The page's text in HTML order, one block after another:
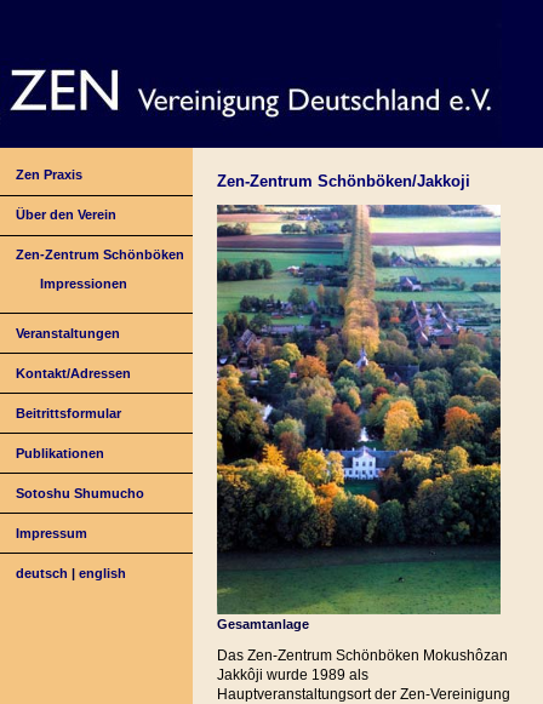
Zen Praxis
Über den Verein
Zen-Zentrum Schönböken
Impressionen
Veranstaltungen
Kontakt/Adressen
Beitrittsformular
Publikationen
Sotoshu Shumucho
Impressum
deutsch |english
Zen-Zentrum Schönböken/Jakkoji
Gesamtanlage
Das Zen-Zentrum Schönböken Mokushôzan
Jakkôji wurde 1989 als
Hauptveranstaltungsort der Zen-Vereinigung